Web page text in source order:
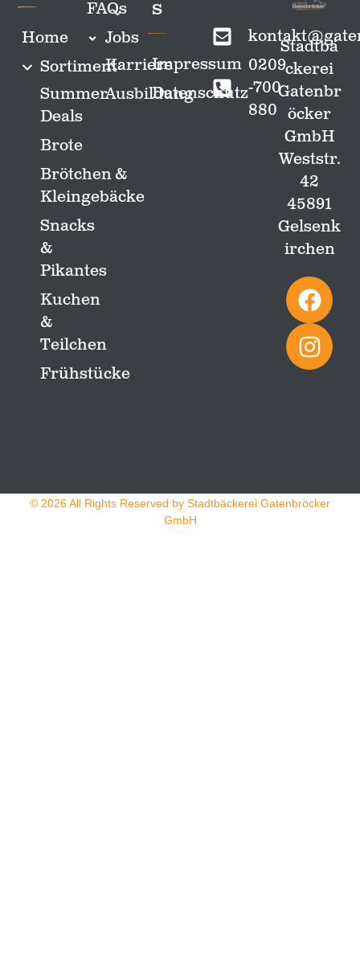
Stadtbä
ckerei
Gatenbr
öcker
GmbH
Weststr.
42
45891
Gelsenk
irchen
Home
Sortiment
Summer
Deals
Brote
Brötchen &
Kleingebäcke
Snacks
&
Pikantes
Kuchen
&
Teilchen
Frühstücke
FAQs
Jobs
Karriere
Ausbildung
s
Impressum
Datenschutz
0209
-700
880
© 2026 All Rights Reserved by Stadtbäckerei Gatenbröcker
GmbH